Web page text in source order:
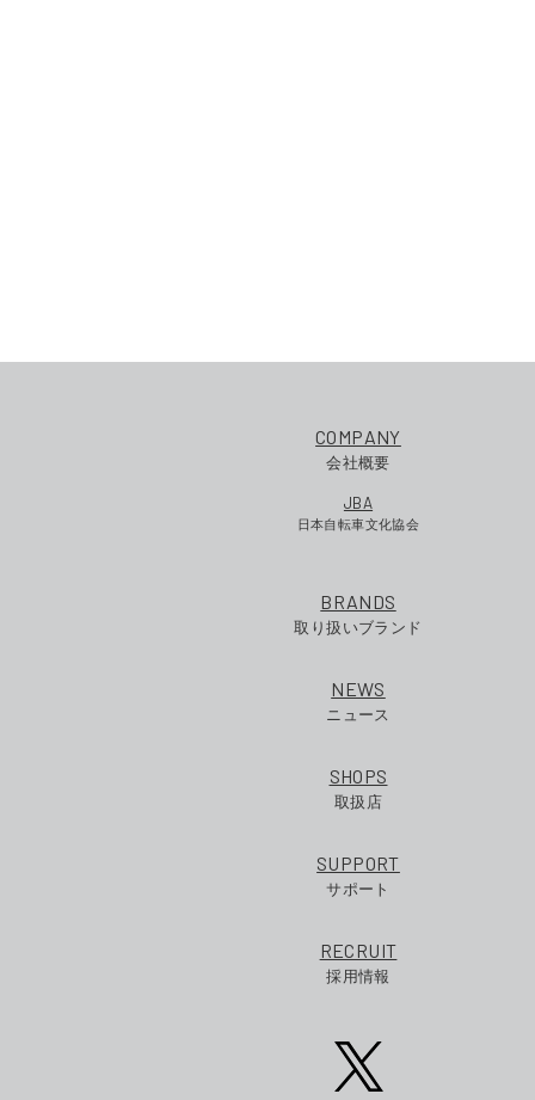
COMPANY
会社概要
JBA
日本自転車文化協会
BRANDS
取り扱いブランド
NEWS
ニュース
SHOPS
取扱店
SUPPORT
サポート
RECRUIT
採用情報